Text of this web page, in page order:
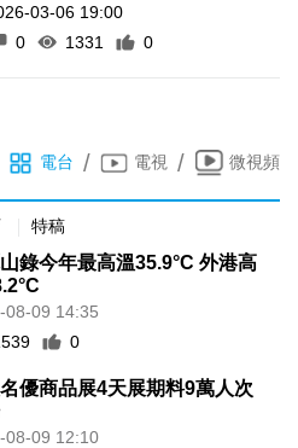
03-06 19:00
0
1331 0
電台 / 電視 / 微視頻
特稿
錄今年最高溫35.9°C 外港高
08-09 14:35
0
優商品展4天展期料9萬人次
08-09 12:10